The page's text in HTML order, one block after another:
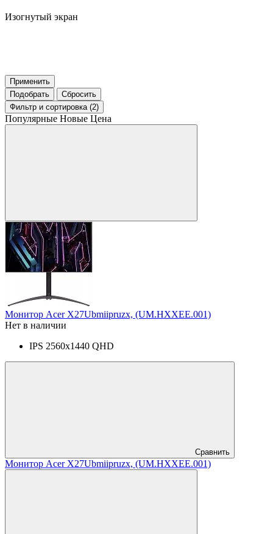
Изогнутый экран
Применить
Подобрать
Сбросить
Фильтр и сортировка (2)
Популярные Новые Цена
Монитор Acer X27Ubmiipruzx, (UM.HXXEE.001)
Нет в наличии
IPS 2560x1440 QHD
Сравнить
Монитор Acer X27Ubmiipruzx, (UM.HXXEE.001)